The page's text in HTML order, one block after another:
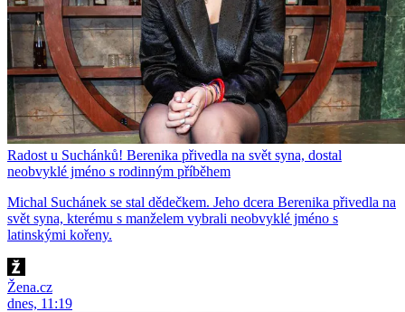
Radost u Suchánků! Berenika přivedla na svět syna, dostal
neobvyklé jméno s rodinným příběhem
Michal Suchánek se stal dědečkem. Jeho dcera Berenika přivedla na
svět syna, kterému s manželem vybrali neobvyklé jméno s
latinskými kořeny.
Žena.cz
dnes, 11:19